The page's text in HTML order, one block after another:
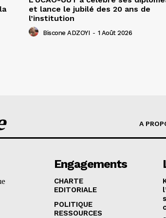
et lance le jubilé des 20 ans de
l’institution
Biscone ADZOYI - 1 Août 2026
A
Engagements
CHARTE
EDITORIALE
POLITIQUE
RESSOURCES